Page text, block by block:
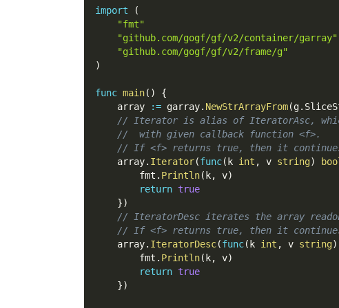
import
(
"fmt"
"github.com/gogf/gf/v2/container/garray"
"github.com/gogf/gf/v2/frame/g"
)
func main( )
{
    array
:= garray. NewStrArrayFrom(g.
// Iterator is alias of IteratorAsc,
//  with given callback function <f>.
// If <f> returns true, then it
    array
. Iterator(func( k int , v string)
        fmt
. Println( k, v)
return true
})
// IteratorDesc iterates the array
// If <f> returns true, then it
    array
. IteratorDesc(func( k int , v string)
        fmt
. Println( k, v)
return true
})